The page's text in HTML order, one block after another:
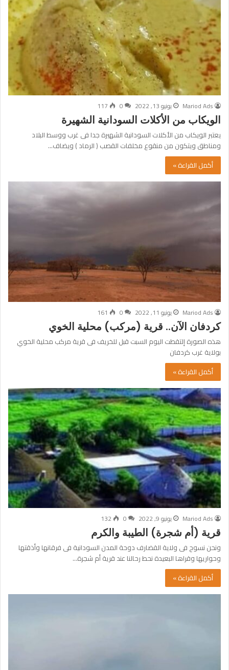
Mariod Ads يونيو 13, 2022 0
117
الويكاب من الأكلات السودانية الشهيرة
يعتبر الويكاب من الأكلات السودانية الشهيرة جدا فى غرب ووسط البلاد
ومناطق ويتكون من منقوع مخلفات القصب ( الرماد ) ويضاف…
أكمل القراءة »
Mariod Ads يونيو 11, 2022 0
161
كردفان الآن.. قرية (مركب) محلية الخوي
هذه الصورة إلتقطت اليوم السبت قبل للخريف فى قرية مركب محلية الخوي
بولاية غرب كردفان
أكمل القراءة »
Mariod Ads يونيو 9, 2022 0
132
قرية (أم شجرة) الطيبة والكرم
ونحن نسوح فى ولاية القضارف دوحة المدن السودانية فى فرقانها وأذقتها
وحواريها وقراها البعيدة نحط رحالنا عند قرية أم شجرة…
أكمل القراءة »